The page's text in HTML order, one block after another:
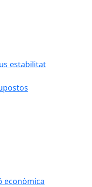
estabilitat
econòmica